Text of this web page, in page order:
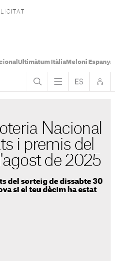
Ultimàtum ItàliaMeloni Espanya
Nacional
i premis del
de 2025
del sorteig de dissabte 30
si el teu dècim ha estat